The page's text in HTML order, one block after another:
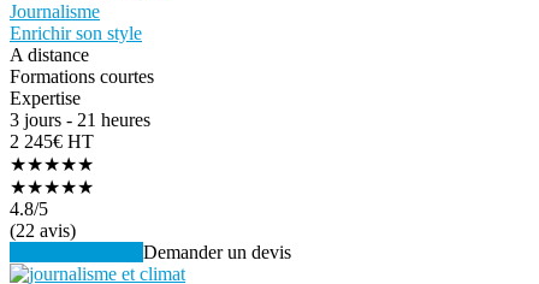
Journalisme
Enrichir son style
A distance
Formations courtes
Expertise
3 jours - 21 heures
2 245€ HT
★★★★★
★★★★★
4.8/5
(22 avis)
Demander un devis